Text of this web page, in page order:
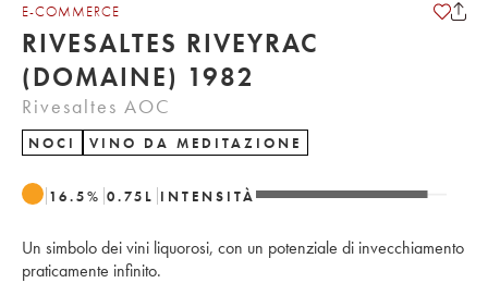
E-COMMERCE
RIVESALTES RIVEYRAC
(DOMAINE) 1982
Rivesaltes AOC
NOCI VINO DA MEDITAZIONE
16.5% 0.75 L INTENSITÀ
Un simbolo dei vini liquorosi, con un potenziale di invecchiamento
praticamente infinito.